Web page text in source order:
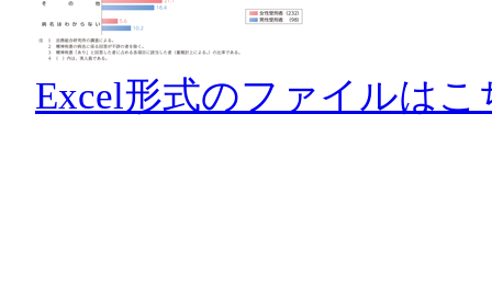
Excel形式のファイルはこ